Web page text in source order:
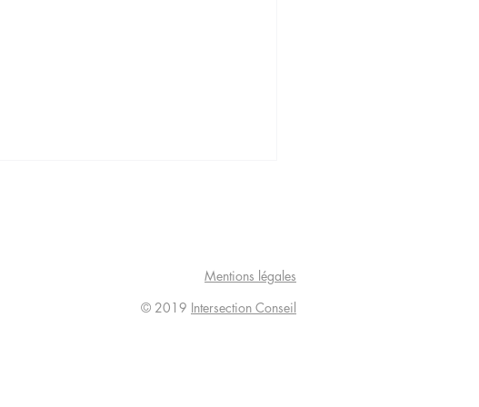
Mentions légales
© 2019 Intersection Conseil